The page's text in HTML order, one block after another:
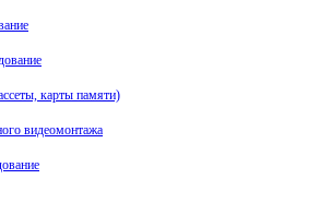
карты памяти)
видеомонтажа